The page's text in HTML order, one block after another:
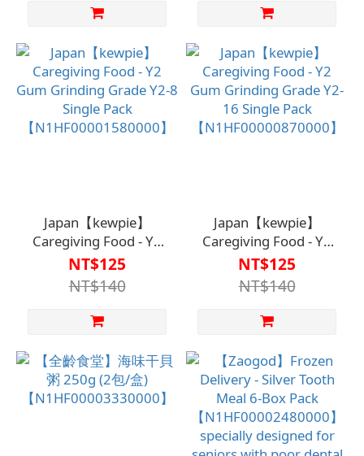
Japan【kewpie】
Caregiving Food - Y2
Gum Grinding Grade
Y2-8 Single Pack
【N1HF00001580000】
NT$125
NT$140
Japan【kewpie】
Caregiving Food - Y2
Gum Grinding Grade
Y2-16 Single Pack
【N1HF00000870000】
NT$125
NT$140